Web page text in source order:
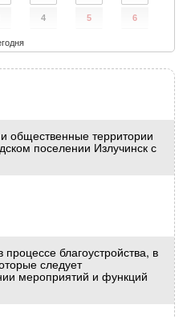
4 5 6
общественные территории
поселении Излучинск с
благоустройства, в
следует
мероприятий и функций